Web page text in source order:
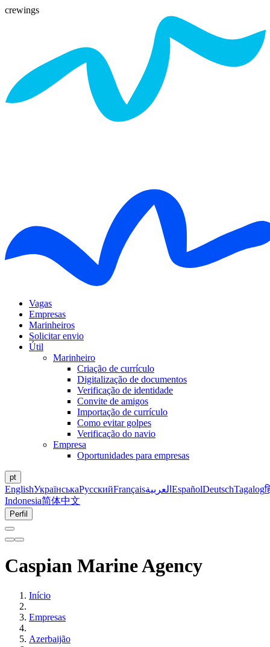
crewings
Vagas
Empresas
Marinheiros
Solicitar envio
Útil
Marinheiro
Criação de currículo
Digitalização de documentos
Verificação de identidade
Convite de amigos
Importação de currículo
Como evitar golpes
Verificação do navio
Empresa
Oportunidades para empresas
pt
EnglishУкраїнськаРусскийFrançaisالعربية EspañolDeutschTagalog
Indonesia简体中文
Perfil
Caspian Marine Agency
Início
Empresas
Azerbaijão